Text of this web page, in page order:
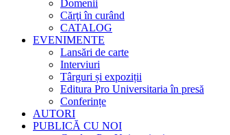
Domenii
Cărţi în curând
CATALOG
EVENIMENTE
Lansări de carte
Interviuri
Târguri și expoziții
Editura Pro Universitaria în presă
Conferințe
AUTORI
PUBLICĂ CU NOI